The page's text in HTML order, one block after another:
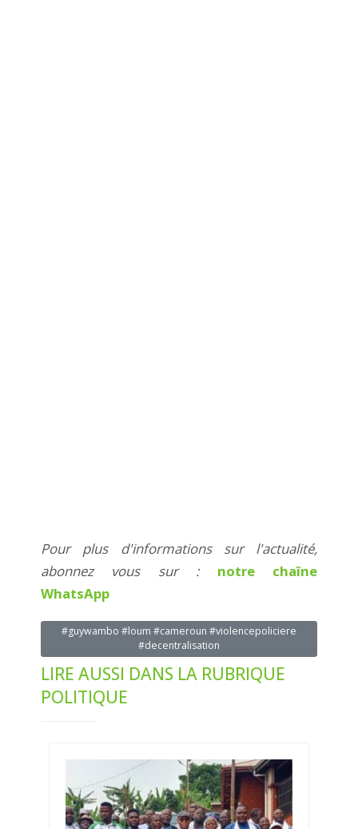
Pour plus d'informations sur l'actualité,
abonnez vous sur : notre chaîne
WhatsApp
#guywambo #loum #cameroun #violencepoliciere
#decentralisation
LIRE AUSSI DANS LA RUBRIQUE
POLITIQUE